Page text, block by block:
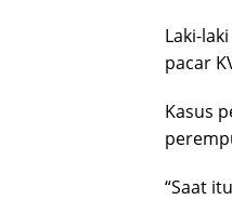
Laki-
pacar
Kasus
“Saat